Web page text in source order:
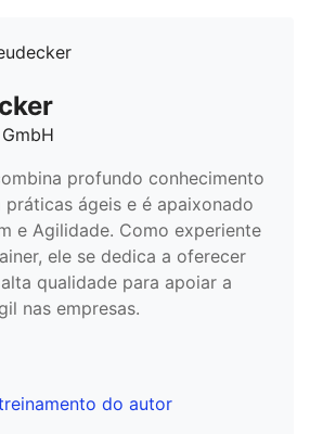
profundo conhecimento
ágeis e é apaixonado
e Agilidade. Como experiente
ele se dedica a oferecer
qualidade para apoiar a
nas empresas.
do autor